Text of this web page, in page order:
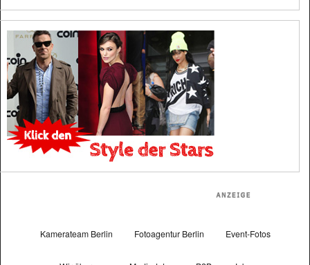
Kamerateam Berlin Fotoagentur Berlin Event-Fotos